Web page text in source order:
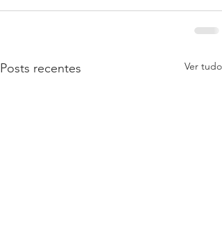
Posts recentes Ver tudo